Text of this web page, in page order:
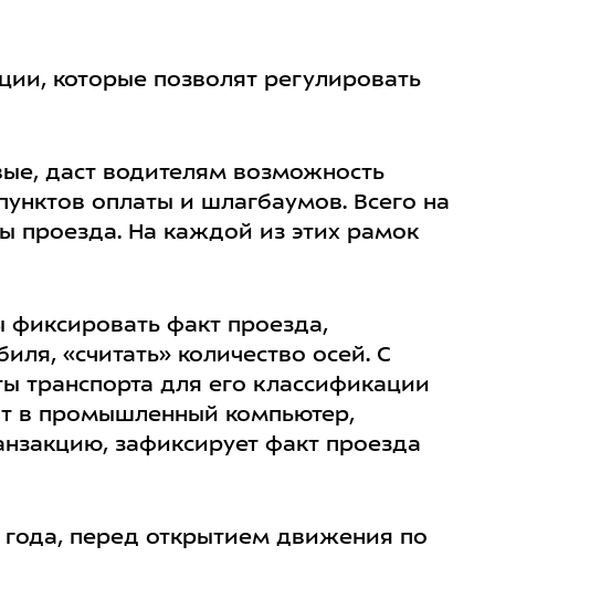
которые позволят регулировать
даст водителям возможность
оплаты и шлагбаумов. Всего на
проезда. На каждой из этих рамок
факт проезда,
«считать» количество осей. С
транспорта для его классификации
в промышленный компьютер,
зафиксирует факт проезда
года, перед открытием движения по